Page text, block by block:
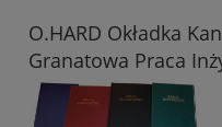
O.HARD Okładka
Granatowa Praca